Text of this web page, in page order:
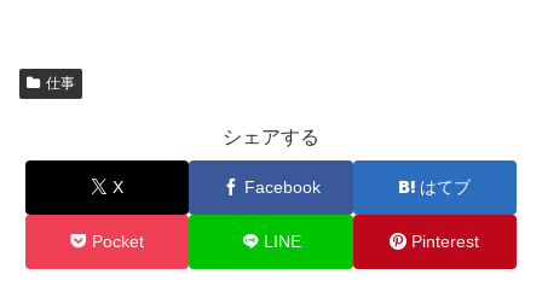
仕事
シェアする
X Facebook はてブ
Pocket LINE Pinterest